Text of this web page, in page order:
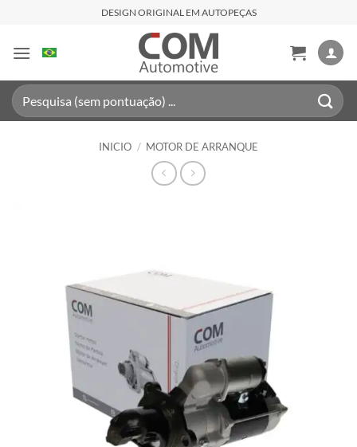
contenido
DESIGN ORIGINAL EM AUTOPEÇAS
Buscar
por:
INICIO / MOTOR DE ARRANQUE